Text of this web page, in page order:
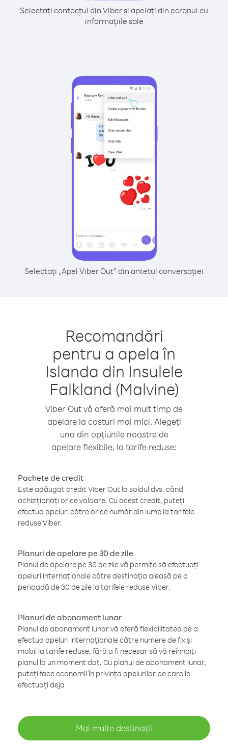
Selectați contactul din Viber și apelați din ecranul cu
informațiile sale
Selectați „Apel Viber Out” din antetul conversației
Recomandări
pentru a apela în
Islanda din Insulele
Falkland (Malvine)
Viber Out vă oferă mai mult timp de
apelare la costuri mai mici. Alegeți
una din opțiunile noastre de
apelare flexibile, la tarife reduse:
Pachete de credit
Este adăugat credit Viber Out la soldul dvs. când
achiziționați orice valoare. Cu acest credit, puteți
efectua apeluri către orice număr din lume la tarifele
reduse Viber.
Planuri de apelare pe 30 de zile
Planul de apelare pe 30 de zile vă permite să efectuați
apeluri internaționale către destinația aleasă pe o
perioadă de 30 de zile la tarifele reduse Viber.
Planuri de abonament lunar
Planul de abonament lunar vă oferă flexibilitatea de a
efectua apeluri internaționale către numere de fix și
mobil la tarife reduse, fără a fi necesar să vă reînnoiți
planul la un moment dat. Cu planul de abonament lunar,
puteți face economii în privința apelurilor pe care le
efectuați deja
Mai multe destinații